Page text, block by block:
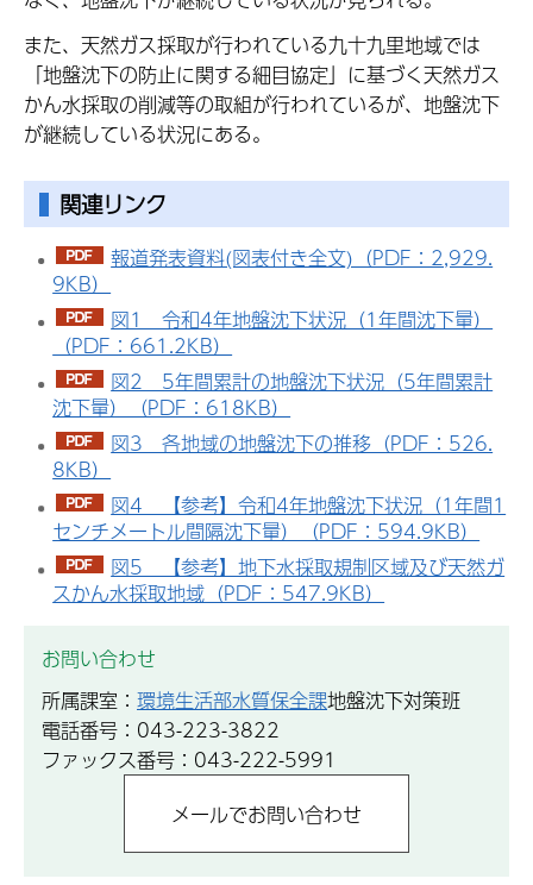
また、天然ガス採取が行われている九十九里地域では
「地盤沈下の防止に関する細目協定」に基づく天然ガス
かん水採取の削減等の取組が行われているが、地盤沈下
が継続している状況にある。
関連リンク
報道発表資料(図表付き全文)（PDF：2,929.
9KB）
図1 令和4年地盤沈下状況（1年間沈下量）
（PDF：661.2KB）
図2 5年間累計の地盤沈下状況（5年間累計
沈下量）（PDF：618KB）
図3 各地域の地盤沈下の推移（PDF：526.
8KB）
図4 【参考】令和4年地盤沈下状況（1年間1
センチメートル間隔沈下量）（PDF：594.9KB）
図5 【参考】地下水採取規制区域及び天然ガ
スかん水採取地域（PDF：547.9KB）
お問い合わせ
所属課室： 環境生活部水質保全課地盤沈下対策班
電話番号：043-223-3822
ファックス番号：043-222-5991